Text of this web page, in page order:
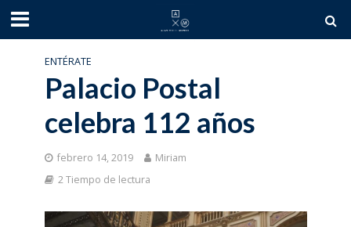
ENTÉRATE
Palacio Postal
celebra 112 años
febrero 14, 2019
Miriam
2 Tiempo de lectura